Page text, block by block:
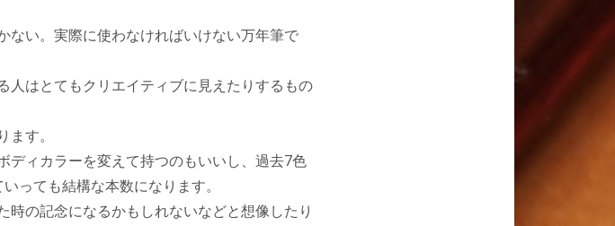
ない。実際に使わなければいけない万年筆で
人はとてもクリエイティブに見えたりするもの
す。
ディカラーを変えて持つのもいいし、過去7色
っても結構な本数になります。
の記念になるかもしれないなどと想像したり